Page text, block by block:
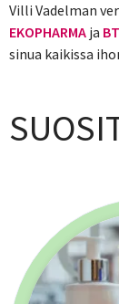
Villi Vadelman
EKOPHARMA ja
sinua kaikissa